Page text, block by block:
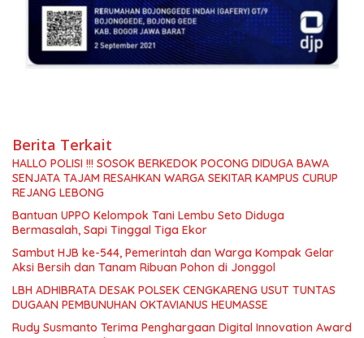
Berita Terkait
HALLO POLISI !!! SOSOK BERKEDOK POCONG DIDUGA BAWA
SENJATA TAJAM RESAHKAN WARGA SEKITAR KAMPUS CURUP
REJANG LEBONG
Bantuan UPPO Kelompok Tani Lembu Seto Diduga
Bermasalah, Sapi Tinggal Tiga Ekor
Sambut HJB ke-544, Pemerintah dan Warga Kompak Gelar
Aksi Bersih dan Tanam Ribuan Pohon di Jonggol
LBH ADHIBRATA DESAK POLSEK CENGKARENG USUT TUNTAS
DUGAAN PEMBUNUHAN OKTAVIANUS HEUMASSE
Rudy Susmanto Terima Penghargaan Digital Innovation Award